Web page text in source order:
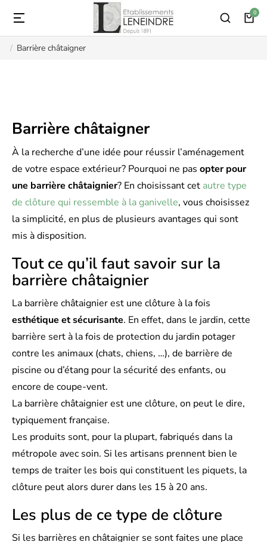
Vous êtes ici :
Barrière châtaigner
Barrière châtaigner
À la recherche d’une idée pour réussir l’aménagement
de votre espace extérieur? Pourquoi ne pas opter pour
une barrière châtaignier? En choisissant cet autre type
de clôture qui ressemble à la ganivelle, vous choisissez
la simplicité, en plus de plusieurs avantages qui sont
mis à disposition.
Tout ce qu’il faut savoir sur la
barrière châtaignier
La barrière châtaignier est une clôture à la fois
esthétique et sécurisante. En effet, dans le jardin, cette
barrière sert à la fois de protection du jardin potager
contre les animaux (chats, chiens, …), de barrière de
piscine ou d’étang pour la sécurité des enfants, ou
encore de coupe-vent.
La barrière châtaignier est une clôture, on peut le dire,
typiquement française.
Les produits sont, pour la plupart, fabriqués dans la
métropole avec soin. Si les artisans prennent bien le
temps de traiter les bois qui constituent les piquets, la
clôture peut alors durer dans les 15 à 20 ans.
Les plus de ce type de clôture
Si les barrières en châtaignier se sont faites une place